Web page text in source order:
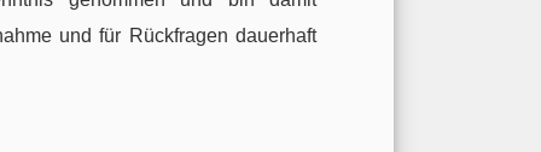
und für Rückfragen dauerhaft